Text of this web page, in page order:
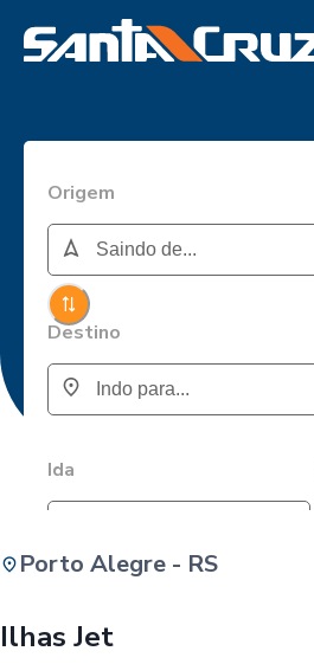
Origem
Destino
Ida
Porto Alegre - RS
Ilhas Jet